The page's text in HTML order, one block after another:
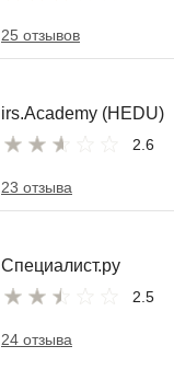
25 отзывов
irs.Academy (HEDU)
2.6
23 отзыва
Специалист.ру
2.5
24 отзыва